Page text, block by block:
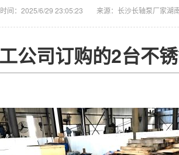
时间：2025/6/29 23:05:23 来源：长沙长轴泵厂家湖
公司订购的2台不